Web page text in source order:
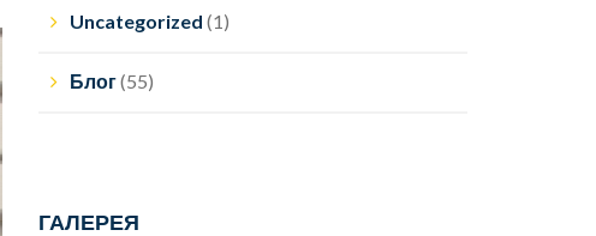
Uncategorized (1)
Блог(55)
ГАЛЕРЕЯ